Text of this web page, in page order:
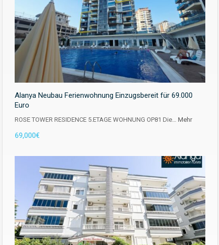
Alanya Neubau Ferienwohnung Einzugsbereit für 69.000
Euro
ROSE TOWER RESIDENCE 5.ETAGE WOHNUNG OP81 Die… Mehr
69,000€